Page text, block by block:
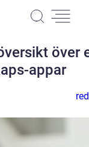
över
appar